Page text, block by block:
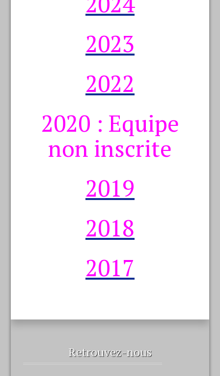
2023
2022
2020 : Equipe
non inscrite
2019
2018
2017
Retrouvez-nous